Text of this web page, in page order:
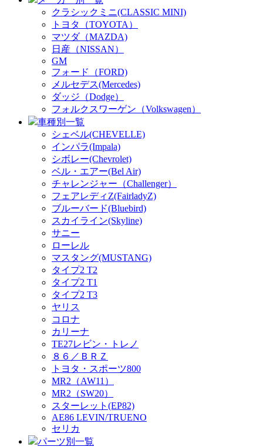
クラシックミニ(CLASSIC MINI)
トヨタ（TOYOTA）
マツダ（MAZDA)
日産（NISSAN）
GM
フォード（FORD)
メルセデス(Mercedes)
ダッジ（Dodge）
フォルクスワーゲン（Volkswagen）
車種別一覧
シェベル(CHEVELLE)
インパラ(Impala)
シボレー(Chevrolet)
ベル・エアー(Bel Air)
チャレンジャー（Challenger）
フェアレディZ(FairladyZ)
ブルーバード(Bluebird)
スカイライン(Skyline)
サニー
ローレル
マスタング(MUSTANG)
タイプ2 T2
タイプ2 T1
タイプ2 T3
ヤリス
コロナ
カリーナ
TE27レビン・トレノ
８６／ＢＲＺ
トヨタ・スポーツ800
MR2（AW11）
MR2（SW20）
スターレット(EP82)
AE86 LEVIN/TRUENO
セリカ
パーツ別一覧